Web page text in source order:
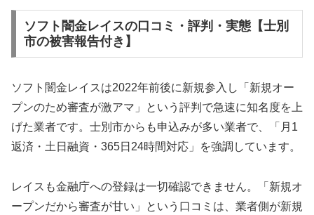
ソフト闇金レイスの口コミ・評判・実態【士別
市の被害報告付き】
ソフト闇金レイスは2022年前後に新規参入し「新規オー
プンのため審査が激アマ」という評判で急速に知名度を上
げた業者です。士別市からも申込みが多い業者で、「月1
返済・土日融資・365日24時間対応」を強調しています。
レイスも金融庁への登録は一切確認できません。「新規オ
ープンだから審査が甘い」という口コミは、業者側が新規